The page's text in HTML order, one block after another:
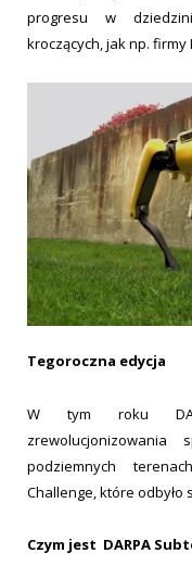
progresu w
kroczących, jak np. firmy
Tegoroczna edycja
W tym roku
podziemnych
Challenge, które odbyło
Czym jest DARPA